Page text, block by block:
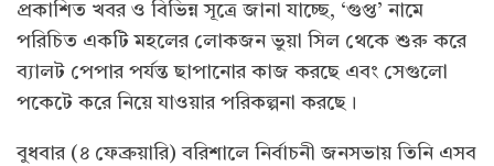
প্রকাশিত খবর ও বিভিন্ন সূত্রে জানা যাচ্ছে, ‘গুপ্ত’ নামে
পরিচিত একটি মহলের লোকজন ভুয়া সিল থেকে শুরু করে
ব্যালট পেপার পর্যন্ত ছাপানোর কাজ করছে এবং সেগুলো
পকেটে করে নিয়ে যাওয়ার পরিকল্পনা করছে।
বুধবার (৪ ফেব্রুয়ারি) বরিশালে নির্বাচনী জনসভায় তিনি এসব